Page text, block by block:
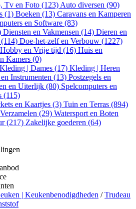
Tv en Foto (123) Auto diversen (90)
(1) Boeken (13) Caravans en Kamperen
en Software (83)
Diensten en Vakmensen (14) Dieren en
Doe-het-zelf en Verbouw (1227)
Hobby en Vrije tijd (16) Huis en
Kamers (0)
Kleding | Dames (17) Kleding | Heren
Instrumenten (13) Postzegels en
en Uiterlijk (80) Spelcomputers en
(115)
en Kaartjes (3) Tuin en Terras (894)
Verzamelen (29) Watersport en Boten
(217) Zakelijke goederen (64)
| Keukenbenodigdheden /Trudeau